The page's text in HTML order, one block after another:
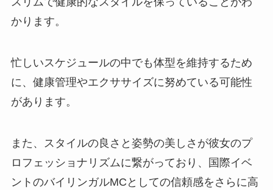
かります。
忙しいスケジュールの中でも体型を維持するため
に、健康管理やエクササイズに努めている可能性
があります。
また、スタイルの良さと姿勢の美しさが彼女のプ
ロフェッショナリズムに繋がっており、国際イベ
ントのバイリンガルMCとしての信頼感をさらに高